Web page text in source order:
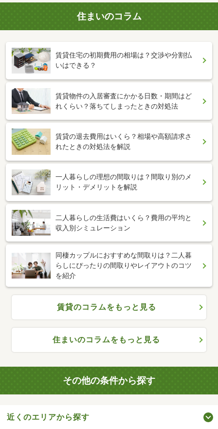
住まいのコラム
賃貸住宅の初期費用の相場は？交渉や分割払
いはできる？
賃貸物件の入居審査にかかる日数・期間はど
れくらい？落ちてしまったときの対処法
賃貸の退去費用はいくら？相場や高額請求さ
れたときの対処法を解説
一人暮らしの理想の間取りは？間取り別のメ
リット・デメリットを解説
二人暮らしの生活費はいくら？費用の平均と
収入別シミュレーション
同棲カップルにおすすめな間取りは？二人暮
らしにぴったりの間取りやレイアウトのコツ
を紹介
賃貸のコラムをもっと見る
住まいのコラムをもっと見る
その他の条件から探す
近くのエリアから探す